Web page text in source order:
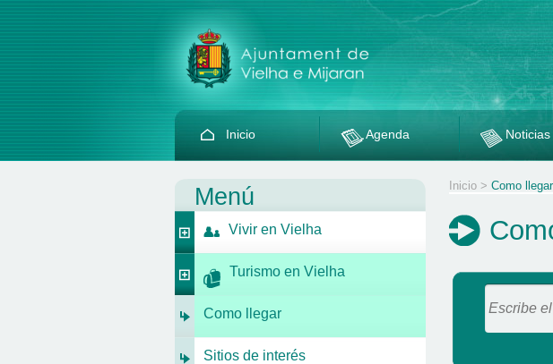
Inicio Agenda Noticias
Menú
Vivir en Vielha
Turismo en Vielha
Como llegar
Sitios de interés
Inicio > Como llegar